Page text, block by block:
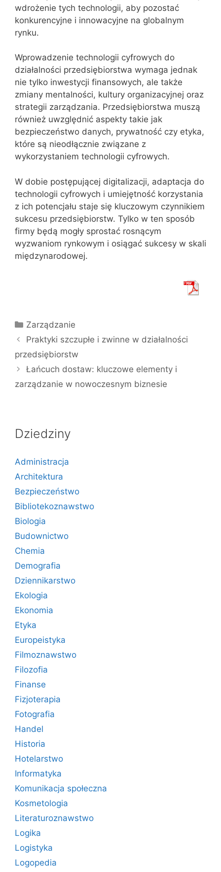
wdrożenie tych technologii, aby pozostać
konkurencyjne i innowacyjne na globalnym
rynku.
Wprowadzenie technologii cyfrowych do
działalności przedsiębiorstwa wymaga jednak
nie tylko inwestycji finansowych, ale także
zmiany mentalności, kultury organizacyjnej oraz
strategii zarządzania. Przedsiębiorstwa muszą
również uwzględnić aspekty takie jak
bezpieczeństwo danych, prywatność czy etyka,
które są nieodłącznie związane z
wykorzystaniem technologii cyfrowych.
W dobie postępującej digitalizacji, adaptacja do
technologii cyfrowych i umiejętność korzystania
z ich potencjału staje się kluczowym czynnikiem
sukcesu przedsiębiorstw. Tylko w ten sposób
firmy będą mogły sprostać rosnącym
wyzwaniom rynkowym i osiągać sukcesy w skali
międzynarodowej.
Kategorie
Zarządzanie
Praktyki szczupłe i zwinne w działalności
przedsiębiorstw
Łańcuch dostaw: kluczowe elementy i
zarządzanie w nowoczesnym biznesie
Dziedziny
Administracja
Architektura
Bezpieczeństwo
Bibliotekoznawstwo
Biologia
Budownictwo
Chemia
Demografia
Dziennikarstwo
Ekologia
Ekonomia
Etyka
Europeistyka
Filmoznawstwo
Filozofia
Finanse
Fizjoterapia
Fotografia
Handel
Historia
Hotelarstwo
Informatyka
Komunikacja społeczna
Kosmetologia
Literaturoznawstwo
Logika
Logistyka
Logopedia